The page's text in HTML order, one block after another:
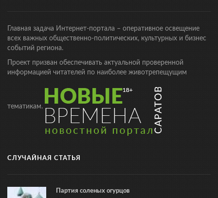
Главная задача Интернет-портала – оперативное освещение
всех важных общественно-политических, культурных и бизнес
событий региона.
Проект призван обеспечивать актуальной проверенной
информацией читателей по наиболее животрепещущим
тематикам.
СЛУЧАЙНАЯ СТАТЬЯ
Партия соленых огурцов